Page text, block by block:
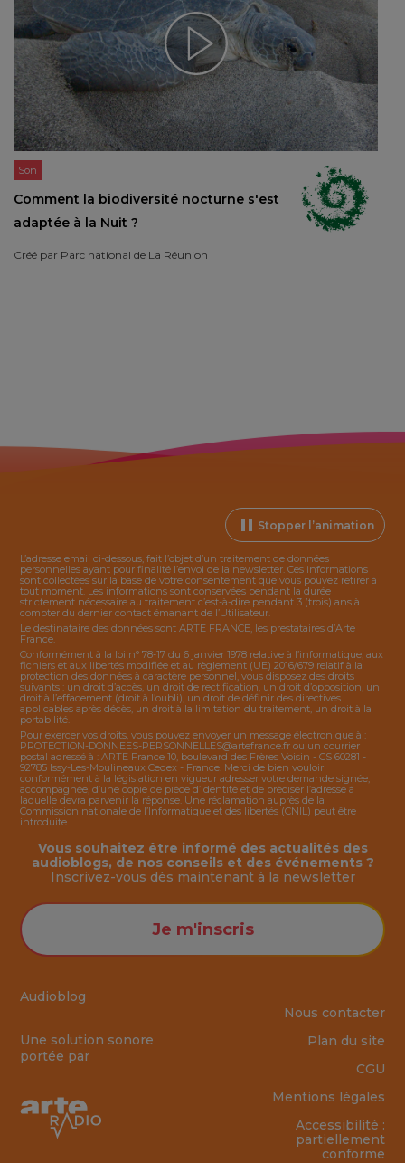
Son
Comment la biodiversité nocturne s'est
adaptée à la Nuit ?
Créé par Parc national de La Réunion
Stopper l’animation
L’adresse email ci-dessous, fait l’objet d’un traitement de données
personnelles ayant pour finalité l’envoi de la newsletter. Ces informations
sont collectées sur la base de votre consentement que vous pouvez retirer à
tout moment. Les informations sont conservées pendant la durée
strictement nécessaire au traitement c’est-à-dire pendant 3 (trois) ans à
compter du dernier contact émanant de l’Utilisateur.
Le destinataire des données sont ARTE FRANCE, les prestataires d’Arte
France.
Conformément à la loi n° 78-17 du 6 janvier 1978 relative à l’informatique, aux
fichiers et aux libertés modifiée et au règlement (UE) 2016/679 relatif à la
protection des données à caractère personnel, vous disposez des droits
suivants : un droit d’accès, un droit de rectification, un droit d’opposition, un
droit à l’effacement (droit à l’oubli), un droit de définir des directives
applicables après décès, un droit à la limitation du traitement, un droit à la
portabilité.
Pour exercer vos droits, vous pouvez envoyer un message électronique à :
PROTECTION-DONNEES-PERSONNELLES@artefrance.fr ou un courrier
postal adressé à : ARTE France 10, boulevard des Frères Voisin - CS 60281 -
92785 Issy-Les-Moulineaux Cedex - France. Merci de bien vouloir
conformément à la législation en vigueur adresser votre demande signée,
accompagnée, d’une copie de pièce d’identité et de préciser l’adresse à
laquelle devra parvenir la réponse. Une réclamation auprès de la
Commission nationale de l’Informatique et des libertés (CNIL) peut être
introduite.
Audioblog
Une solution sonore
portée par
Vous souhaitez être informé des actualités des
audioblogs, de nos conseils et des événements ?
Inscrivez-vous dès maintenant à la newsletter
Je m'inscris
Nous contacter
Plan du site
CGU
Mentions légales
Accessibilité :
partiellement
conforme